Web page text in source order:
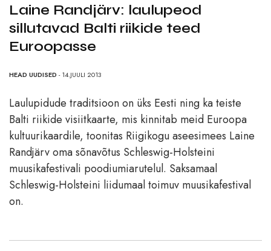
Laine Randjärv: laulupeod
sillutavad Balti riikide teed
Euroopasse
HEAD UUDISED - 14.JUULI 2013
Laulupidude traditsioon on üks Eesti ning ka teiste
Balti riikide visiitkaarte, mis kinnitab meid Euroopa
kultuurikaardile, toonitas Riigikogu aseesimees Laine
Randjärv oma sõnavõtus Schleswig-Holsteini
muusikafestivali poodiumiarutelul. Saksamaal
Schleswig-Holsteini liidumaal toimuv muusikafestival
on.